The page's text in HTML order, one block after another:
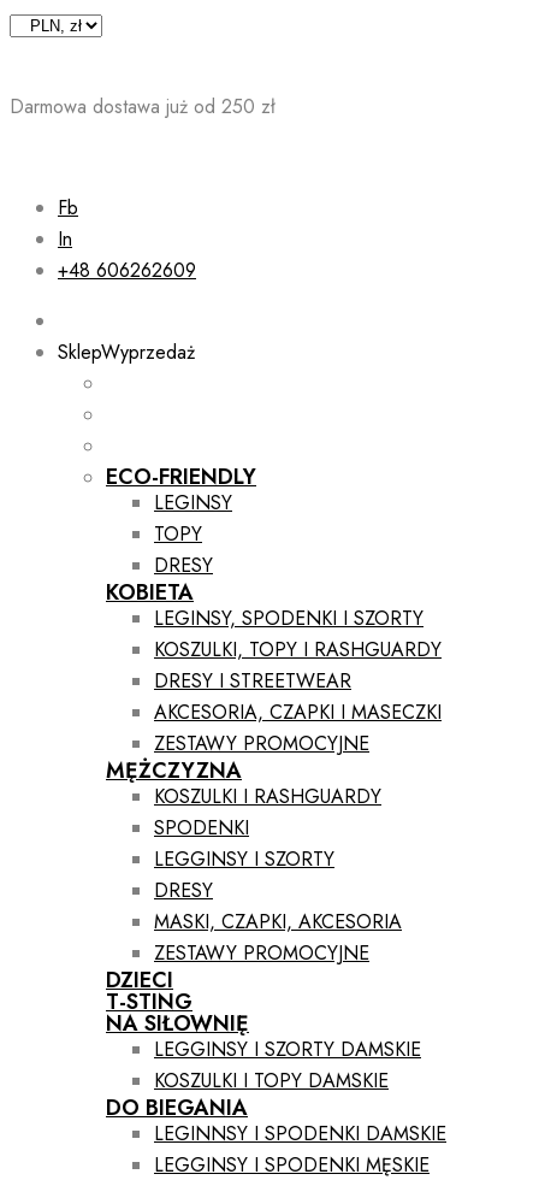
Skip
Darmowa dostawa już od 250 zł
Fb
In
+48 606262609
SklepWyprzedaż
ECO-FRIENDLY
LEGINSY
TOPY
DRESY
KOBIETA
LEGINSY, SPODENKI I SZORTY
KOSZULKI, TOPY I RASHGUARDY
DRESY I STREETWEAR
AKCESORIA, CZAPKI I MASECZKI
ZESTAWY PROMOCYJNE
MĘŻCZYZNA
KOSZULKI I RASHGUARDY
SPODENKI
LEGGINSY I SZORTY
DRESY
MASKI, CZAPKI, AKCESORIA
ZESTAWY PROMOCYJNE
DZIECI
T-STING
NA SIŁOWNIĘ
LEGGINSY I SZORTY DAMSKIE
KOSZULKI I TOPY DAMSKIE
DO BIEGANIA
LEGINNSY I SPODENKI DAMSKIE
LEGGINSY I SPODENKI MĘSKIE